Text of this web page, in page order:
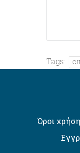
Tags:
Όροι